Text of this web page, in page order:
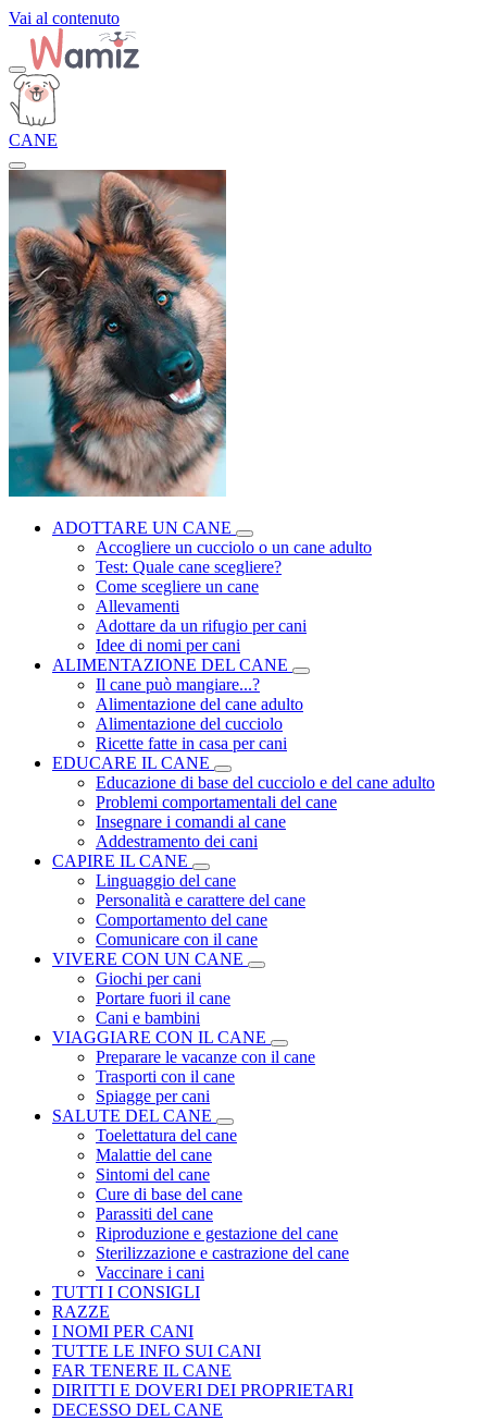
Vai al contenuto
CANE
ADOTTARE UN CANE
Accogliere un cucciolo o un cane adulto
Test: Quale cane scegliere?
Come scegliere un cane
Allevamenti
Adottare da un rifugio per cani
Idee di nomi per cani
ALIMENTAZIONE DEL CANE
Il cane può mangiare...?
Alimentazione del cane adulto
Alimentazione del cucciolo
Ricette fatte in casa per cani
EDUCARE IL CANE
Educazione di base del cucciolo e del cane adulto
Problemi comportamentali del cane
Insegnare i comandi al cane
Addestramento dei cani
CAPIRE IL CANE
Linguaggio del cane
Personalità e carattere del cane
Comportamento del cane
Comunicare con il cane
VIVERE CON UN CANE
Giochi per cani
Portare fuori il cane
Cani e bambini
VIAGGIARE CON IL CANE
Preparare le vacanze con il cane
Trasporti con il cane
Spiagge per cani
SALUTE DEL CANE
Toelettatura del cane
Malattie del cane
Sintomi del cane
Cure di base del cane
Parassiti del cane
Riproduzione e gestazione del cane
Sterilizzazione e castrazione del cane
Vaccinare i cani
TUTTI I CONSIGLI
RAZZE
I NOMI PER CANI
TUTTE LE INFO SUI CANI
FAR TENERE IL CANE
DIRITTI E DOVERI DEI PROPRIETARI
DECESSO DEL CANE